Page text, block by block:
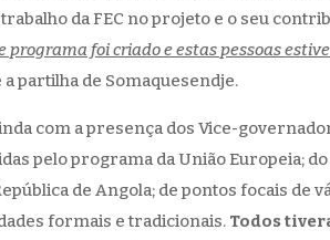
da FEC no projeto e o seu
programa foi criado e estas pessoas
partilha de Somaquesendje.
com a presença dos Vice-
pelo programa da União Europeia;
de Angola; de pontos focais
formais e tradicionais. Todos